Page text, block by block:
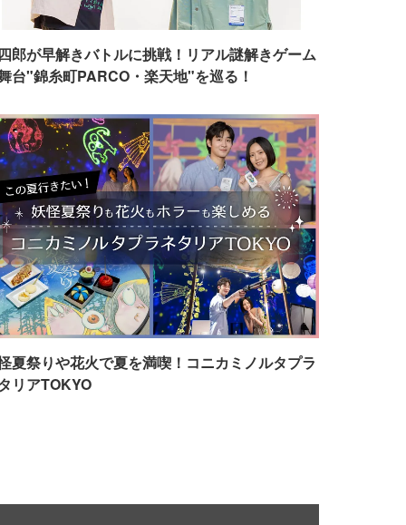
郎が早解きバトルに挑戦！リアル謎解きゲーム
台"錦糸町PARCO・楽天地"を巡る！
夏祭りや花火で夏を満喫！コニカミノルタプラ
リアTOKYO